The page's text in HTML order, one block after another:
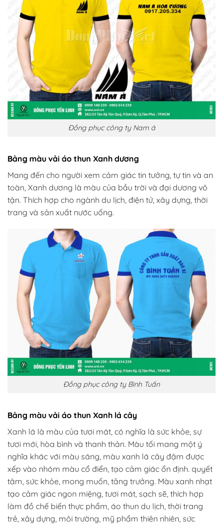
Đồng phục công ty Nam á
Bảng màu vải áo thun Xanh dương
Mang đến cho người xem cảm giác tin tưởng, tự tin và an
toàn, Xanh dương là màu của bầu trời và đại dương vô
tận. Thích hợp cho ngành du lịch, điện tử, xây dựng, thời
trang và sản xuất nước uống.
Đồng phục công ty Bình Tuấn
Bảng màu vải áo thun Xanh lá cây
Xanh lá là màu của tươi mát, có nghĩa là sức khỏe, sự
tươi mới, hòa bình và thanh thản. Màu tối mang một ý
nghĩa khác với màu sáng, màu xanh lá cây đậm được
xếp vào nhóm màu cổ điển, tạo cảm giác ổn định. quyết
tâm, sức khỏe, mong muốn, tăng trưởng. Màu xanh nhạt
tạo cảm giác ngon miệng, tươi mát, sạch sẽ, thích hợp
làm đồ chế biến thực phẩm, áo thun du lịch, thời trang
trẻ, xây dựng, môi trường, mỹ phẩm thiên nhiên, sức